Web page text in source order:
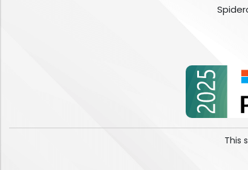
This